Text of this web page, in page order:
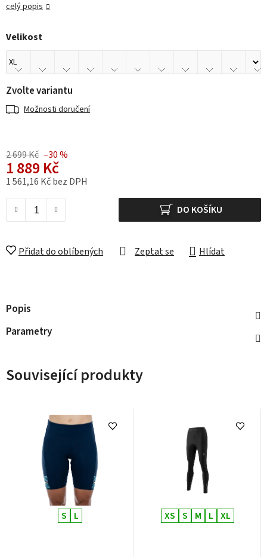
celý popis
Velikost
Zvolte variantu
Možnosti doručení
2 699 Kč –30 %
1 889 Kč
1 561,16 Kč bez DPH
DO KOŠÍKU
Zeptat se Hlídat
Přidat do oblíbených
Popis
Parametry
Související produkty
S L XS S M L XL